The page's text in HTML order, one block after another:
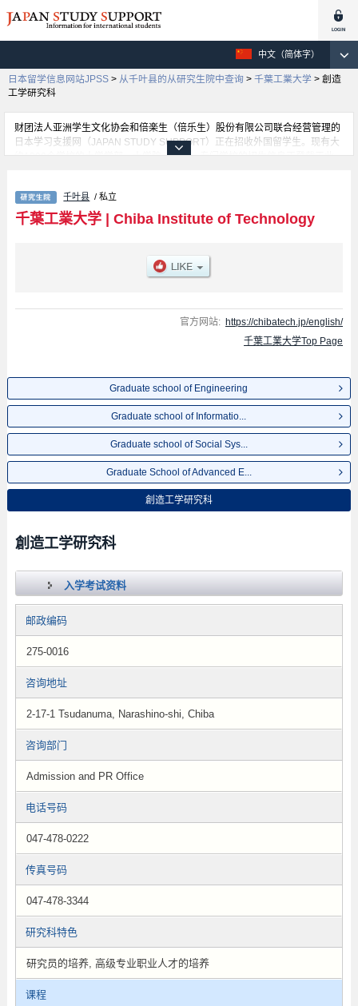
中文（简体字）
日本留学信息网站JPSS > 从千叶县的从研究生院中查询 > 千葉工業大学 > 創造
工学研究科
财团法人亚洲学生文化协会和倍楽生（倍乐生）股份有限公司联合经营管理的
日本学习支援网（JAPAN STUDY SUPPORT）正在招收外国留学生。现有大
约1300个学校的大学学部、大学院、短大、专门学校的招生信息正登载于此
Engineering、Graduate school of Information and Computer Science、
Graduate school of Social Systems Science、Graduate School of Advanced
Engineering、創造工学研究科等各研究科的不同信息。招收名额、合格人数
千叶县 / 私立
千葉工業大学| Chiba Institute of Technology
官方网站: https://chibatech.jp/english/
千葉工業大学Top Page
Graduate school of Engineering
Graduate school of Informatio...
Graduate school of Social Sys...
Graduate School of Advanced E...
創造工学研究科
創造工学研究科
入学考试资料
邮政编码
275-0016
咨询地址
2-17-1 Tsudanuma, Narashino-shi, Chiba
咨询部门
Admission and PR Office
电话号码
047-478-0222
传真号码
047-478-3344
研究科特色
研究员的培养, 高级专业职业人才的培养
课程